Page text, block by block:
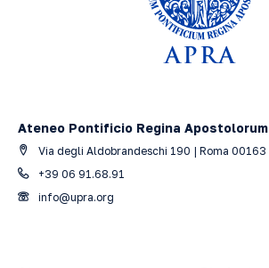
Ateneo Pontificio Regina Apostolorum
Via degli Aldobrandeschi 190 | Roma 00163
+39 06 91.68.91
info@upra.org